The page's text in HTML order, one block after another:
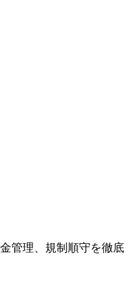
管理、規制順守を徹底